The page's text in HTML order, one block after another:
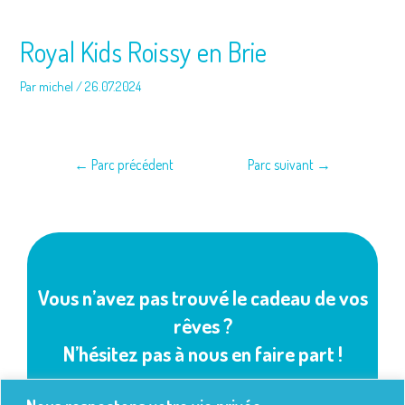
Royal Kids Roissy en Brie
Par michel/26.07.2024
l’article
← Parc précédent Parc suivant →
Vous n’avez pas trouvé le cadeau de vos
rêves ?
N’hésitez pas à nous en faire part !